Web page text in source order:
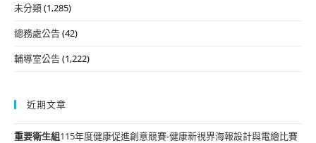
未分類(1,285)
總務處公告(42)
輔導室公告(1,222)
近期文章
重要衛生組115年度健康促進創意競賽-健康新視界海報設計與電繪比賽